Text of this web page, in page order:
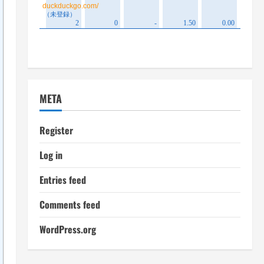
META
Register
Log in
Entries feed
Comments feed
WordPress.org